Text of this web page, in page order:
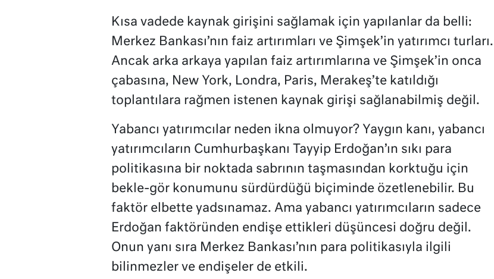
Kısa vadede kaynak girişini sağlamak için yapılanlar da belli:
Merkez Bankası’nın faiz artırımları ve Şimşek’in yatırımcı turları.
Ancak arka arkaya yapılan faiz artırımlarına ve Şimşek’in onca
çabasına, New York, Londra, Paris, Merakeş’te katıldığı
toplantılara rağmen istenen kaynak girişi sağlanabilmiş değil.
Yabancı yatırımcılar neden ikna olmuyor? Yaygın kanı, yabancı
yatırımcıların Cumhurbaşkanı Tayyip Erdoğan’ın sıkı para
politikasına bir noktada sabrının taşmasından korktuğu için
bekle-gör konumunu sürdürdüğü biçiminde özetlenebilir. Bu
faktör elbette yadsınamaz. Ama yabancı yatırımcıların sadece
Erdoğan faktöründen endişe ettikleri düşüncesi doğru değil.
Onun yanı sıra Merkez Bankası’nın para politikasıyla ilgili
bilinmezler ve endişeler de etkili.